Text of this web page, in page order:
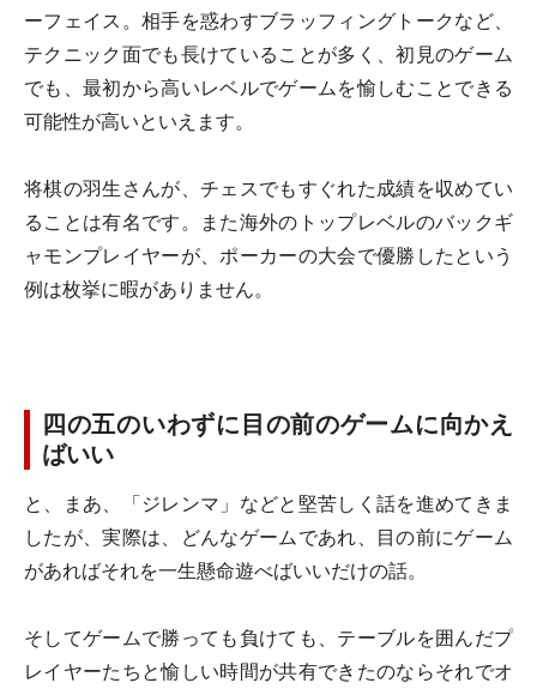
ーフェイス。相手を惑わすブラッフィングトークなど、
テクニック面でも長けていることが多く、初見のゲーム
でも、最初から高いレベルでゲームを愉しむことできる
可能性が高いといえます。
将棋の羽生さんが、チェスでもすぐれた成績を収めてい
ることは有名です。また海外のトップレベルのバックギ
ャモンプレイヤーが、ポーカーの大会で優勝したという
例は枚挙に暇がありません。
四の五のいわずに目の前のゲームに向かえ
ばいい
と、まあ、「ジレンマ」などと堅苦しく話を進めてきま
したが、実際は、どんなゲームであれ、目の前にゲーム
があればそれを一生懸命遊べばいいだけの話。
そしてゲームで勝っても負けても、テーブルを囲んだプ
レイヤーたちと愉しい時間が共有できたのならそれでオ